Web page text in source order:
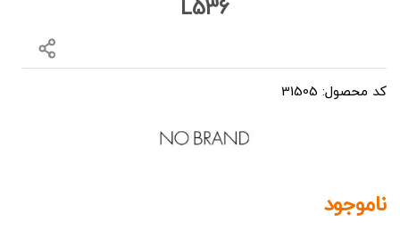
L536
کد محصول: 31505
ناموجود